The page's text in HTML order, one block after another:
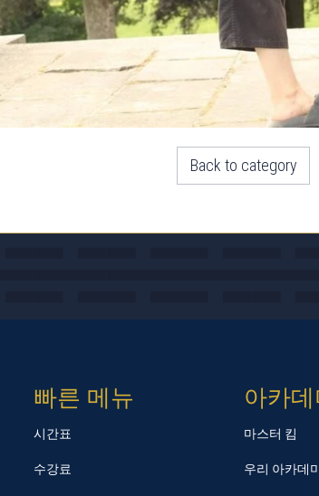
Back to category
빠른 메뉴
시간표
수강료
아카데
마스터 킴
우리 아카데